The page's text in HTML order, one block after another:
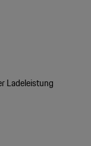
Ladeleistung